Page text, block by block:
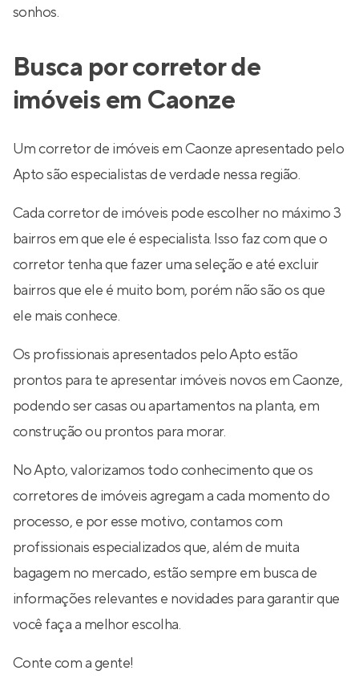
sonhos.
Busca por corretor de
imóveis em Caonze
Um corretor de imóveis em Caonze apresentado pelo
Apto são especialistas de verdade nessa região.
Cada corretor de imóveis pode escolher no máximo 3
bairros em que ele é especialista. Isso faz com que o
corretor tenha que fazer uma seleção e até excluir
bairros que ele é muito bom, porém não são os que
ele mais conhece.
Os profissionais apresentados pelo Apto estão
prontos para te apresentar imóveis novos em Caonze,
podendo ser casas ou apartamentos na planta, em
construção ou prontos para morar.
No Apto, valorizamos todo conhecimento que os
corretores de imóveis agregam a cada momento do
processo, e por esse motivo, contamos com
profissionais especializados que, além de muita
bagagem no mercado, estão sempre em busca de
informações relevantes e novidades para garantir que
você faça a melhor escolha.
Conte com a gente!